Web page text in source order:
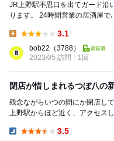
JR上野駅不忍口を出てガード沿
ります。 24時間営業の居酒屋で､つぼ八グループが運営しています。 店
3.1
bob22 （3788）
2023/05 訪問
1回
閉店が惜しまれるつぼ八の
残念ながらいつの間にか閉店し
上野駅からほど近く、アクセス
3.5